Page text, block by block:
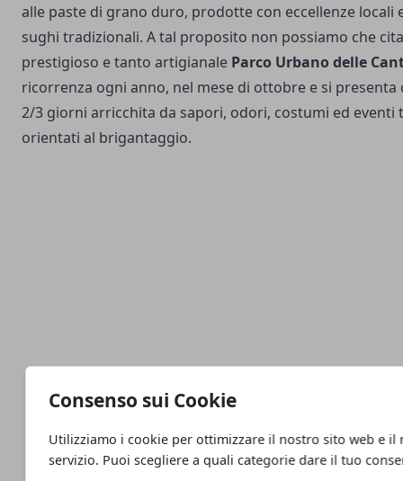
Consenso sui Cookie
Utilizziamo i cookie per ottimizzare il nostro sito web e il
servizio. Puoi scegliere a quali categorie dare il tuo
alle paste di grano duro, prodotte con eccellenze locali
sughi tradizionali. A tal proposito non possiamo che
prestigioso e tanto artigianale Parco Urbano delle
ricorrenza ogni anno, nel mese di ottobre e si presenta
2/3 giorni arricchita da sapori, odori, costumi ed eventi
orientati al brigantaggio.